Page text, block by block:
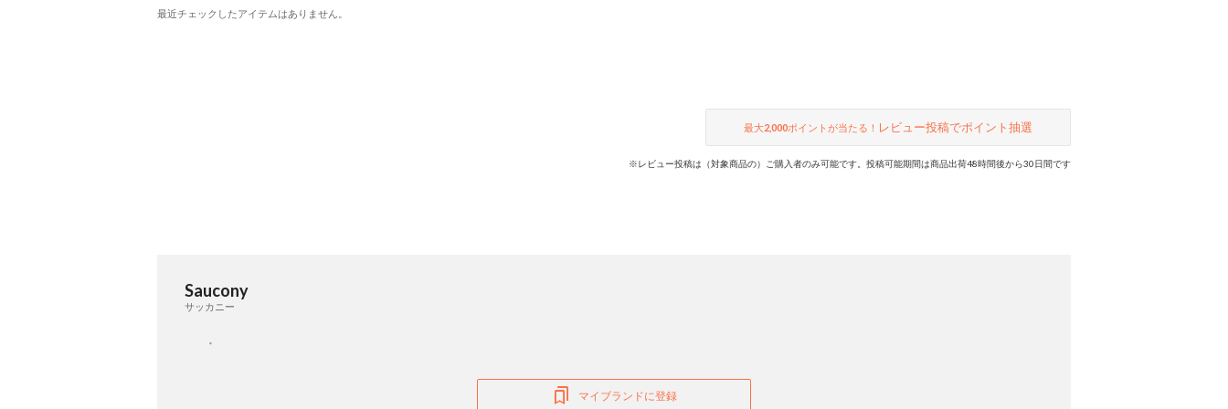
最近チェックしたアイテムはありません。
最大2,000ポイントが当たる！ レビュー投稿でポイント抽選
※レビュー投稿は（対象商品の）ご購入者のみ可能です。投稿可能期間は商品出荷48時間後から30日間です
Saucony
サッカニー
マイブランドに登録